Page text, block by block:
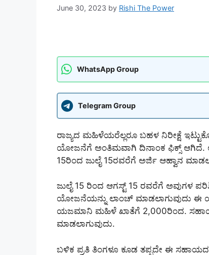
June 30, 2023 by Rishi The Power
WhatsApp Group
Telegram Group
ರಾಜ್ಯದ ಮಹಿಳೆಯರೆಲ್ಲರೂ ಬಹಳ ನಿರೀಕ್ಷೆ
ಯೋಜನೆಗೆ ಅಂತಿಮವಾಗಿ ದಿನಾಂಕ ಫಿಕ್ಸ್ ಆಗಿದೆ.
15ರಿಂದ ಜುಲೈ 15ರವರೆಗೆ ಅರ್ಜಿ ಆಹ್ವಾನ
ಜುಲೈ 15 ರಿಂದ ಆಗಸ್ಟ್ 15 ರವರೆಗೆ ಅವುಗಳ
ಯೋಜನೆಯನ್ನು ಲಾಂಚ್ ಮಾಡಲಾಗುವುದು ಈ
ಯಜಮಾನಿ ಮಹಿಳೆ ಖಾತೆಗೆ 2,000ರಿಂದ.
ಮಾಡಲಾಗುವುದು.
ಬಳಿಕ ಪ್ರತಿ ತಿಂಗಳೂ ಕೂಡ ತಪ್ಪದೇ ಈ